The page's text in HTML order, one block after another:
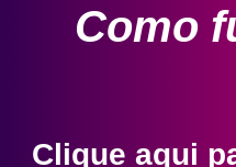
Como
Clique aqui